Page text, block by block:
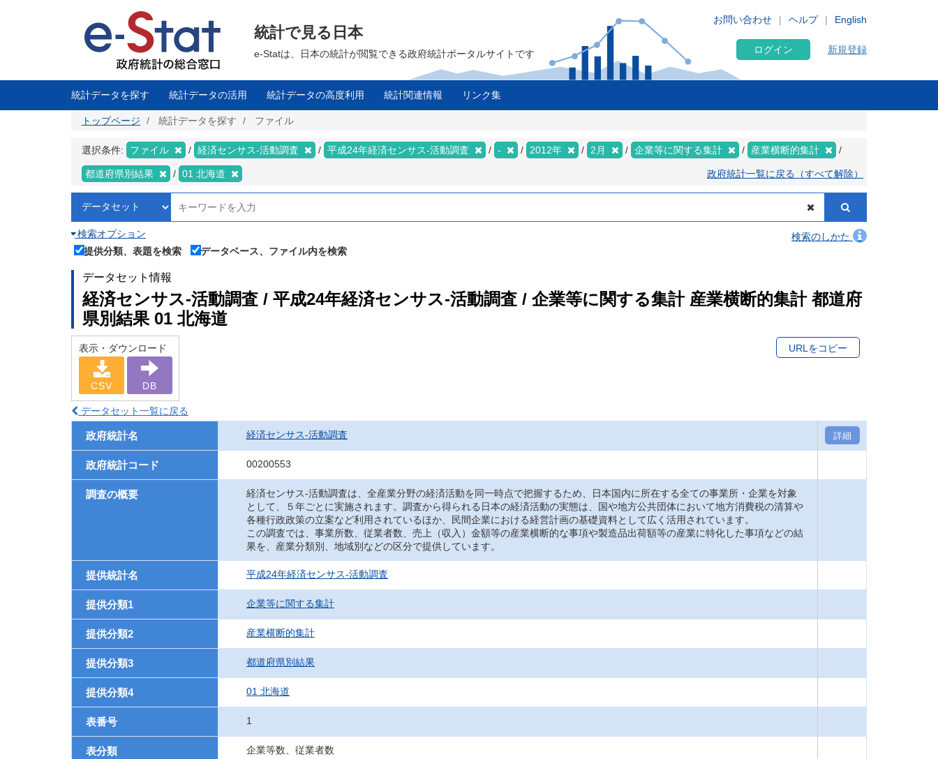
に
English
お問い合わせ ヘルプ
統計で見る日本
e-Statは、日本の統計が閲覧できる政府統計ポータルサイトです ログイン 新規登録
統計データを探す 統計データの活用 統計データの高度利用 統計関連情報 リンク集
トップページ 統計データを探す ファイル
選択条件: ファイル 経済センサス‐活動調査 平成24年経済センサス‐活動調査 - 2012年 2月 企業等に関する集計 産業横断的集計
都道府県別結果 01 北海道 政府統計一覧に戻る（すべて解除）
検索オプション
検索のしかた
提供分類、表題を検索
データベース、ファイル内を検索
データセット情報
経済センサス‐活動調査 / 平成24年経済センサス‐活動調査 / 企業等に関する集計 産業横断的集計 都道府
県別結果 01 北海道
表示・ダウンロード
CSV DB
URLをコピー
データセット一覧に戻る
政府統計名 経済センサス‐活動調査 詳細
政府統計コード 00200553
調査の概要
経済センサス‐活動調査は、全産業分野の経済活動を同一時点で把握するため、日本国内に所在する全ての事業所・企業を対象
として、５年ごとに実施されます。調査から得られる日本の経済活動の実態は、国や地方公共団体において地方消費税の清算や
各種行政政策の立案など利用されているほか、民間企業における経営計画の基礎資料として広く活用されています。
この調査では、事業所数、従業者数、売上（収入）金額等の産業横断的な事項や製造品出荷額等の産業に特化した事項などの結
果を、産業分類別、地域別などの区分で提供しています。
提供統計名 平成24年経済センサス‐活動調査
提供分類1 企業等に関する集計
提供分類2 産業横断的集計
提供分類3 都道府県別結果
提供分類4 01 北海道
表番号 1
表分類 企業等数、従業者数